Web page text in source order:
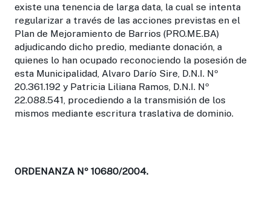
existe una tenencia de larga data, la cual se intenta
regularizar a través de las acciones previstas en el
Plan de Mejoramiento de Barrios (PRO.ME.BA)
adjudicando dicho predio, mediante donación, a
quienes lo han ocupado reconociendo la posesión de
esta Municipalidad, Alvaro Darío Sire, D.N.I. Nº
20.361.192 y Patricia Liliana Ramos, D.N.I. Nº
22.088.541, procediendo a la transmisión de los
mismos mediante escritura traslativa de dominio.
ORDENANZA Nº 10680/2004.